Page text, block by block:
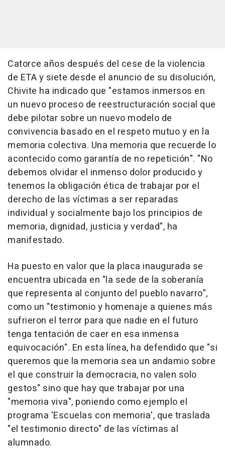
Catorce años después del cese de la violencia
de ETA y siete desde el anuncio de su disolución,
Chivite ha indicado que "estamos inmersos en
un nuevo proceso de reestructuración social que
debe pilotar sobre un nuevo modelo de
convivencia basado en el respeto mutuo y en la
memoria colectiva. Una memoria que recuerde lo
acontecido como garantía de no repetición". "No
debemos olvidar el inmenso dolor producido y
tenemos la obligación ética de trabajar por el
derecho de las víctimas a ser reparadas
individual y socialmente bajo los principios de
memoria, dignidad, justicia y verdad", ha
manifestado.
Ha puesto en valor que la placa inaugurada se
encuentra ubicada en "la sede de la soberanía
que representa al conjunto del pueblo navarro",
como un "testimonio y homenaje a quienes más
sufrieron el terror para que nadie en el futuro
tenga tentación de caer en esa inmensa
equivocación". En esta línea, ha defendido que "si
queremos que la memoria sea un andamio sobre
el que construir la democracia, no valen solo
gestos" sino que hay que trabajar por una
"memoria viva", poniendo como ejemplo el
programa 'Escuelas con memoria', que traslada
"el testimonio directo" de las víctimas al
alumnado.